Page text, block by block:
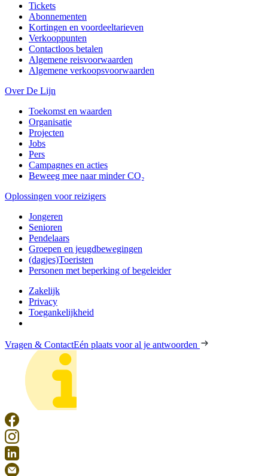
Tickets
Abonnementen
Kortingen en voordeeltarieven
Verkooppunten
Contactloos betalen
Algemene reisvoorwaarden
Algemene verkoopsvoorwaarden
Over De Lijn
Toekomst en waarden
Organisatie
Projecten
Jobs
Pers
Campagnes en acties
Beweeg mee naar minder CO₂
Oplossingen voor reizigers
Jongeren
Senioren
Pendelaars
Groepen en jeugdbewegingen
(dagjes)Toeristen
Personen met beperking of begeleider
Zakelijk
Privacy
Toegankelijkheid
Vragen & ContactEén plaats voor al je antwoorden